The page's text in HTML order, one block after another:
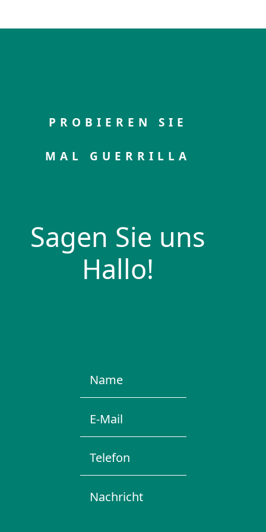
PROBIEREN SIE
MAL GUERRILLA
Sagen Sie uns
Hallo!